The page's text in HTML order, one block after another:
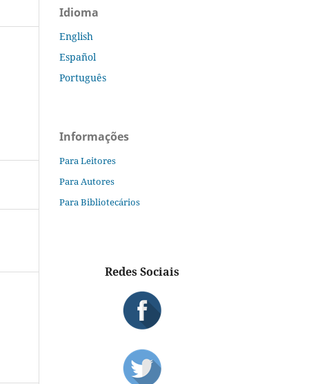
Idioma
English
Español
Português
Informações
Para Leitores
Para Autores
Para Bibliotecários
Redes Sociais